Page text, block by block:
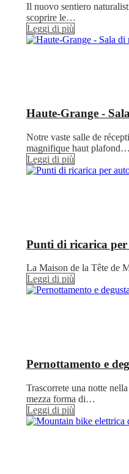
Il nuovo sentiero
scoprire le…
Leggi di più
Haute-Grange -
Notre vaste salle de
magnifique haut plafond…
Leggi di più
Punti di ricarica per
La Maison de la Tête de
Leggi di più
Pernottamento e
Trascorrete una notte
mezza forma di…
Leggi di più